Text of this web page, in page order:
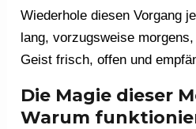
Wiederhole diesen Vorgang
lang, vorzugsweise
Geist frisch, offen und
Die Magie dieser
Warum